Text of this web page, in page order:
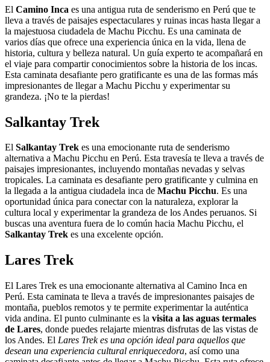
El Camino Inca es una antigua ruta de senderismo en Perú que te
lleva a través de paisajes espectaculares y ruinas incas hasta llegar a
la majestuosa ciudadela de Machu Picchu. Es una caminata de
varios días que ofrece una experiencia única en la vida, llena de
historia, cultura y belleza natural. Un guía experto te acompañará en
el viaje para compartir conocimientos sobre la historia de los incas.
Esta caminata desafiante pero gratificante es una de las formas más
impresionantes de llegar a Machu Picchu y experimentar su
grandeza. ¡No te la pierdas!
Salkantay Trek
El Salkantay Trek es una emocionante ruta de senderismo
alternativa a Machu Picchu en Perú. Esta travesía te lleva a través de
paisajes impresionantes, incluyendo montañas nevadas y selvas
tropicales. La caminata es desafiante pero gratificante y culmina en
la llegada a la antigua ciudadela inca de Machu Picchu. Es una
oportunidad única para conectar con la naturaleza, explorar la
cultura local y experimentar la grandeza de los Andes peruanos. Si
buscas una aventura fuera de lo común hacia Machu Picchu, el
Salkantay Trek es una excelente opción.
Lares Trek
El Lares Trek es una emocionante alternativa al Camino Inca en
Perú. Esta caminata te lleva a través de impresionantes paisajes de
montaña, pueblos remotos y te permite experimentar la auténtica
vida andina. El punto culminante es la visita a las aguas termales
de Lares, donde puedes relajarte mientras disfrutas de las vistas de
los Andes. El Lares Trek es una opción ideal para aquellos que
desean una experiencia cultural enriquecedora, así como una